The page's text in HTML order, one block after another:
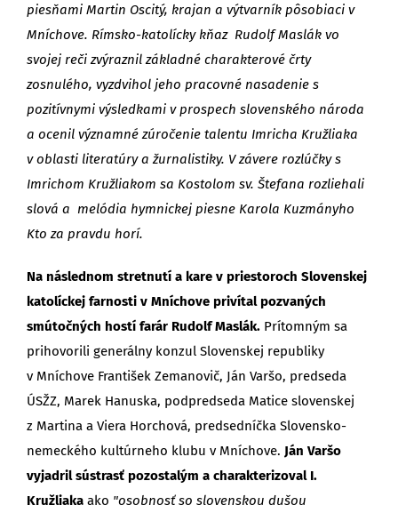
piesňami Martin Oscitý, krajan a výtvarník pôsobiaci v
Mníchove. Rímsko-katolícky kňaz Rudolf Maslák vo
svojej reči zvýraznil základné charakterové črty
zosnulého, vyzdvihol jeho pracovné nasadenie s
pozitívnymi výsledkami v prospech slovenského národa
a ocenil významné zúročenie talentu Imricha Kružliaka
v oblasti literatúry a žurnalistiky. V závere rozlúčky s
Imrichom Kružliakom sa Kostolom sv. Štefana rozliehali
slová a melódia hymnickej piesne Karola Kuzmányho
Kto za pravdu horí.
Na následnom stretnutí a kare v priestoroch Slovenskej
katolíckej farnosti v Mníchove privítal pozvaných
smútočných hostí farár Rudolf Maslák. Prítomným sa
prihovorili generálny konzul Slovenskej republiky
v Mníchove František Zemanovič, Ján Varšo, predseda
ÚSŽZ, Marek Hanuska, podpredseda Matice slovenskej
z Martina a Viera Horchová, predsedníčka Slovensko-
nemeckého kultúrneho klubu v Mníchove. Ján Varšo
vyjadril sústrasť pozostalým a charakterizoval I.
Kružliaka ako "osobnosť so slovenskou dušou